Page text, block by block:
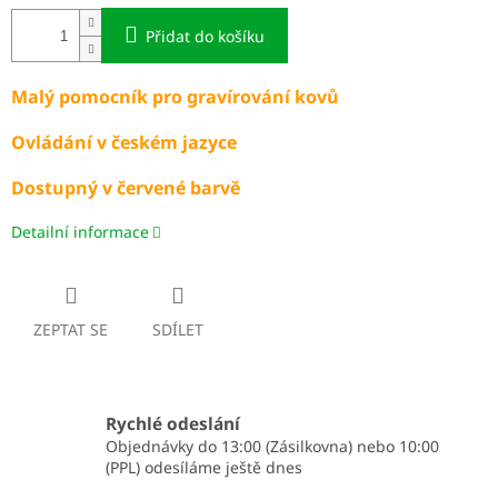
Přidat do košíku
Malý pomocník pro gravírování kovů
Ovládání v českém jazyce
Dostupný v červené barvě
Detailní informace
ZEPTAT SE SDÍLET
Rychlé odeslání
Objednávky do 13:00 (Zásilkovna) nebo 10:00
(PPL) odesíláme ještě dnes